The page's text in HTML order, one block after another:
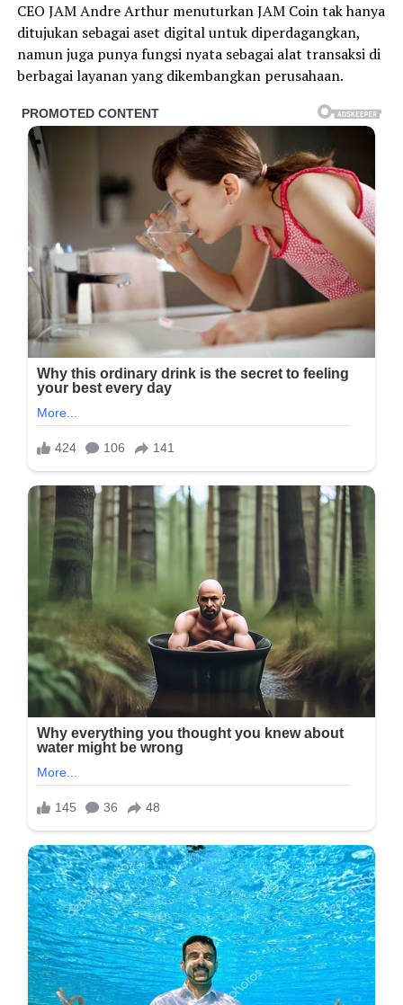
CEO JAM Andre Arthur menuturkan JAM Coin tak hanya
ditujukan sebagai aset digital untuk diperdagangkan,
namun juga punya fungsi nyata sebagai alat transaksi di
berbagai layanan yang dikembangkan perusahaan.